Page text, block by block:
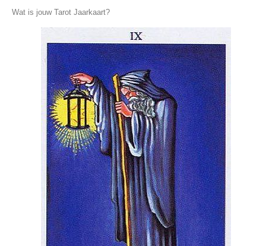
Wat is jouw Tarot Jaarkaart?